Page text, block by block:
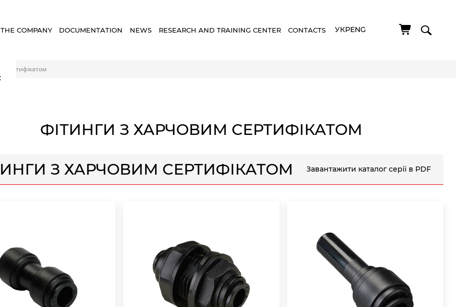
COMPANY DOCUMENTATION NEWS RESEARCH AND TRAINING CENTER CONTACTS УКРENG
сертифікатом
ФІТИНГИ З ХАРЧОВИМ СЕРТИФІКАТОМ
З ХАРЧОВИМ СЕРТИФІКАТОМ Завантажити каталог серії в PDF